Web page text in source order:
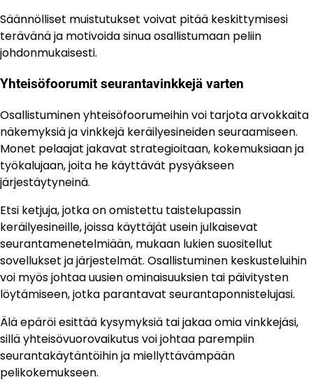
Säännölliset muistutukset voivat pitää keskittymisesi
terävänä ja motivoida sinua osallistumaan peliin
johdonmukaisesti.
Yhteisöfoorumit seurantavinkkejä varten
Osallistuminen yhteisöfoorumeihin voi tarjota arvokkaita
näkemyksiä ja vinkkejä keräilyesineiden seuraamiseen.
Monet pelaajat jakavat strategioitaan, kokemuksiaan ja
työkalujaan, joita he käyttävät pysyäkseen
järjestäytyneinä.
Etsi ketjuja, jotka on omistettu taistelupassin
keräilyesineille, joissa käyttäjät usein julkaisevat
seurantamenetelmiään, mukaan lukien suositellut
sovellukset ja järjestelmät. Osallistuminen keskusteluihin
voi myös johtaa uusien ominaisuuksien tai päivitysten
löytämiseen, jotka parantavat seurantaponnistelujasi.
Älä epäröi esittää kysymyksiä tai jakaa omia vinkkejäsi,
sillä yhteisövuorovaikutus voi johtaa parempiin
seurantakäytäntöihin ja miellyttävämpään
pelikokemukseen.